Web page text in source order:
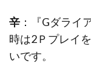
辛 ：『Gダライ
時は2Ｐプレイ
いです。